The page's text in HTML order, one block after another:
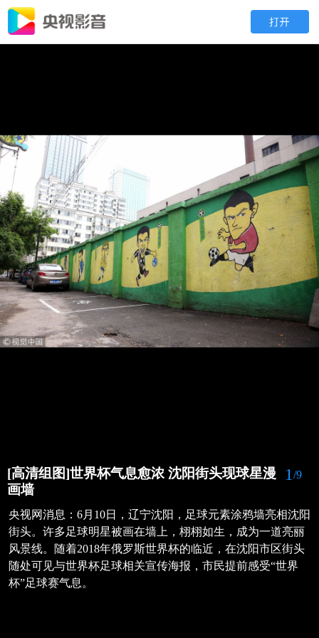
1/9
[高清组图]世界杯气息愈浓 沈阳街头现球星漫
画墙
央视网消息：6月10日，辽宁沈阳，足球元素涂鸦墙亮相沈阳
街头。许多足球明星被画在墙上，栩栩如生，成为一道亮丽
风景线。随着2018年俄罗斯世界杯的临近，在沈阳市区街头
随处可见与世界杯足球相关宣传海报，市民提前感受“世界
杯”足球赛气息。